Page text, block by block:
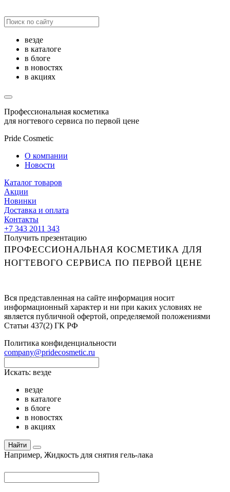
везде
в каталоге
в блоге
в новостях
в акциях
Профессиональная косметика
для ногтевого сервиса по первой цене
Pride Cosmetic
О компании
Новости
Каталог товаров
Акции
Новинки
Доставка и оплата
Контакты
+7 343 2011 343
Получить презентацию
ПРОФЕССИОНАЛЬНАЯ КОСМЕТИКА ДЛЯ
НОГТЕВОГО СЕРВИСА ПО ПЕРВОЙ ЦЕНЕ
Вся представленная на сайте информация носит
информационный характер и ни при каких условиях не
является публичной офертой, определяемой положениями
Статьи 437(2) ГК РФ
Политика конфиденциальности
company@pridecosmetic.ru
Искать: везде
везде
в каталоге
в блоге
в новостях
в акциях
Найти
Например, Жидкость для снятия гель-лака